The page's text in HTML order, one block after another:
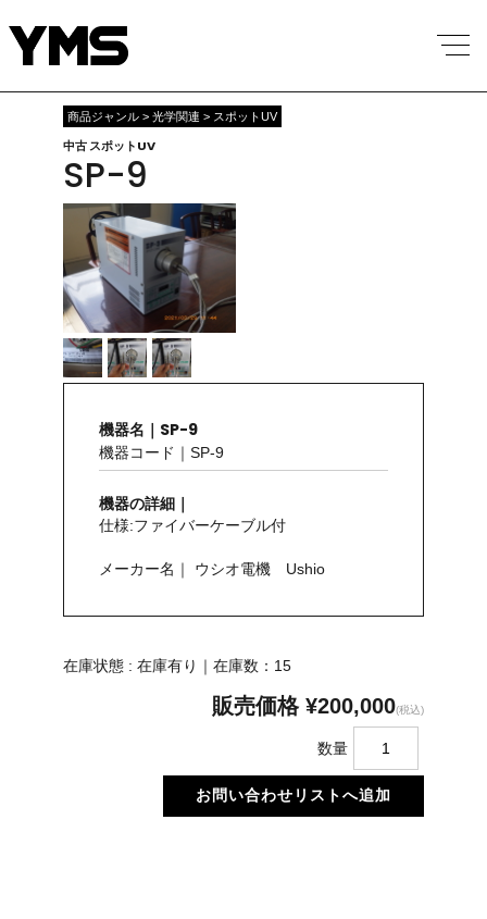
商品ジャンル > 光学関連 > スポットUV
中古 スポットUV
SP-9
機器名｜SP-9
機器コード｜SP-9
機器の詳細｜
仕様:ファイバーケーブル付
メーカー名｜ ウシオ電機 Ushio
在庫状態 : 在庫有り｜在庫数：15
販売価格 ¥200,000(税込)
数量